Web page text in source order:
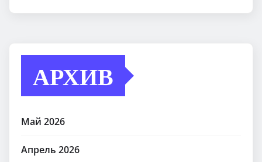
АРХИВ
Май 2026
Апрель 2026